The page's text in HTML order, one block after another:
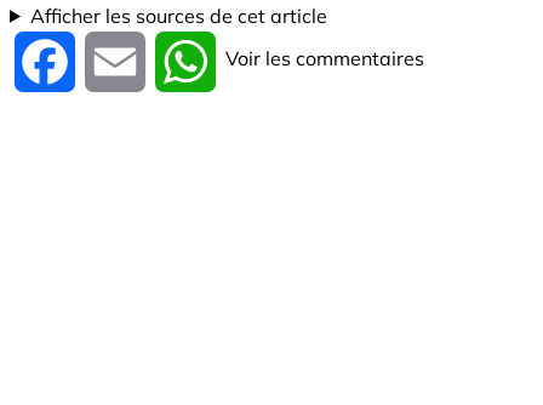
Afficher les sources de cet article
Facebook Email WhatsApp
Voir les commentaires